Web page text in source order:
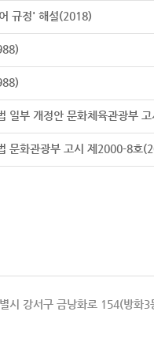
규정' 해설(2018)
일부 개정안 문화체육관광부
문화관광부 고시 제2000-8호
시 강서구 금낭화로 154(방화3